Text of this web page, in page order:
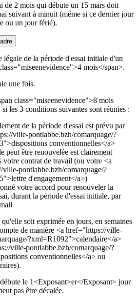
de 2 mois qui débute un 15 mars doit
suivant à minuit (même si ce dernier jour
ou un jour férié).
légale de la période d'essai initiale d'un
mois</span>.
une fois.
class="miseenevidence">8 mois
les 3 conditions suivantes sont réunies :
de la période d'essai est prévu par
ville-pontlabbe.bzh/comarquage/?
conventionnelles</a>
peut être renouvelée est clairement
votre contrat de travail (ou votre <a
pontlabbe.bzh/comarquage/?
d'engagement</a>)
votre accord pour renouveler la
durant la période d'essai initiale, par
soit exprimée en jours, en semaines
de manière <a href="https://ville-
?xml=R1092">calendaire</a>
ville-pontlabbe.bzh/comarquage/?
conventionnelles</a> ou
le 1<Exposant>er</Exposant> jour
pas être décalée.